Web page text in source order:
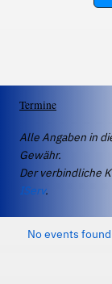
Termine
Alle Angaben in
Gewähr.
Der verbindliche
IServ.
No events